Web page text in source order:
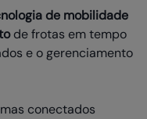
de mobilidade
de frotas em tempo
e o gerenciamento
conectados